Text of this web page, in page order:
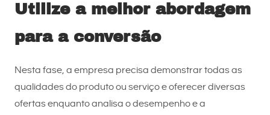
Utilize a melhor abordagem
para a conversão
Nesta fase, a empresa precisa demonstrar todas as
qualidades do produto ou serviço e oferecer diversas
ofertas enquanto analisa o desempenho e a